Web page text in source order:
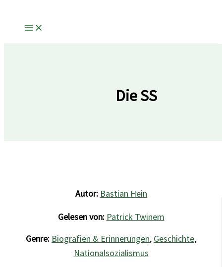
Inhalt
Die SS
Autor: Bastian Hein
Gelesen von: Patrick Twinem
Genre: Biografien & Erinnerungen, Geschichte,
Nationalsozialismus